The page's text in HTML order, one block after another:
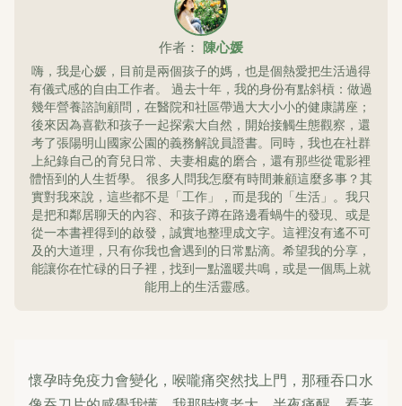
作者： 陳心媛
嗨，我是心媛，目前是兩個孩子的媽，也是個熱愛把生活過得
有儀式感的自由工作者。 過去十年，我的身份有點斜槓：做過
幾年營養諮詢顧問，在醫院和社區帶過大大小小的健康講座；
後來因為喜歡和孩子一起探索大自然，開始接觸生態觀察，還
考了張陽明山國家公園的義務解說員證書。同時，我也在社群
上紀錄自己的育兒日常、夫妻相處的磨合，還有那些從電影裡
體悟到的人生哲學。 很多人問我怎麼有時間兼顧這麼多事？其
實對我來說，這些都不是「工作」，而是我的「生活」。我只
是把和鄰居聊天的內容、和孩子蹲在路邊看蝸牛的發現、或是
從一本書裡得到的啟發，誠實地整理成文字。這裡沒有遙不可
及的大道理，只有你我也會遇到的日常點滴。希望我的分享，
能讓你在忙碌的日子裡，找到一點溫暖共鳴，或是一個馬上就
能用上的生活靈感。
懷孕時免疫力會變化，喉嚨痛突然找上門，那種吞口水